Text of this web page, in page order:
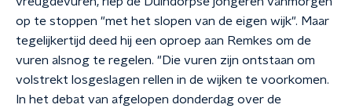
op te stoppen "met het slopen van de eigen wijk". Maar
tegelijkertijd deed hij een oproep aan Remkes om de
vuren alsnog te regelen. "Die vuren zijn ontstaan om
volstrekt losgeslagen rellen in de wijken te voorkomen.
In het debat van afgelopen donderdag over de